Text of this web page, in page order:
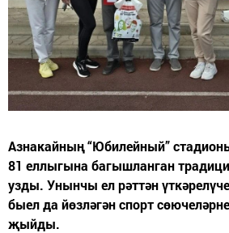
Азнакайның “Юбилейный”
81 еллыгына багышланган
узды. Унынчы ел рәттән
быел да йөзләгән спорт
җыйды.